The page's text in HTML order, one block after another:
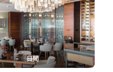
5-8日間